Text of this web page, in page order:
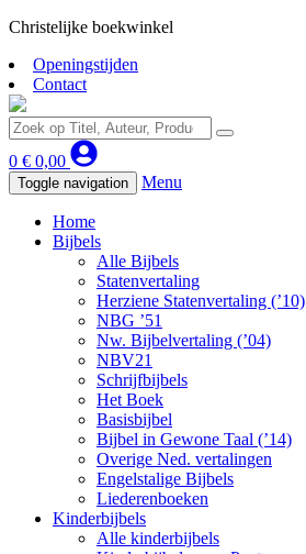
Christelijke boekwinkel
Openingstijden
Contact
0 € 0,00
Toggle navigation Menu
Home
Bijbels
Alle Bijbels
Statenvertaling
Herziene Statenvertaling (’10)
NBG ’51
Nw. Bijbelvertaling (’04)
NBV21
Schrijfbijbels
Het Boek
Basisbijbel
Bijbel in Gewone Taal (’14)
Overige Ned. vertalingen
Engelstalige Bijbels
Liederenboeken
Kinderbijbels
Alle kinderbijbels